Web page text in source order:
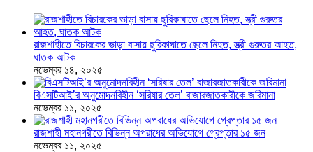
রাজশাহীতে বিচারকের ভাড়া বাসায় ছুরিকাঘাতে ছেলে নিহত, স্ত্রী গুরুতর আহত,
ঘাতক আটক
নভেম্বর ১৪, ২০২৫
বিএসটিআই’র অনুমোদনবিহীন ‘সরিষার তেল’ বাজারজাতকারীকে জরিমানা
নভেম্বর ১১, ২০২৫
রাজশাহী মহানগরীতে বিভিন্ন অপরাধের অভিযোগে গ্রেপ্তার ১৫ জন
নভেম্বর ১১, ২০২৫